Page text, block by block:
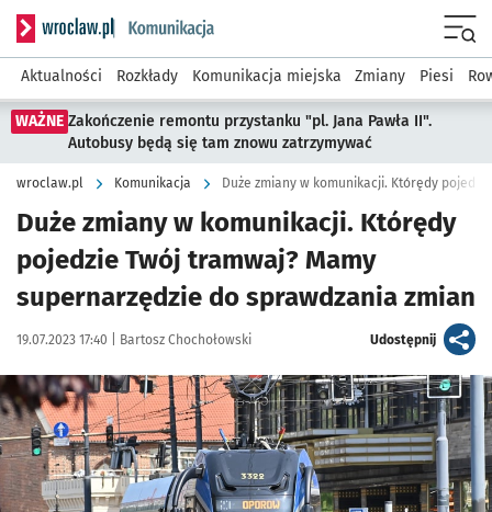
Serwis informacyjny wroclaw.pl podserwis: Komunikacja
Aktualności Rozkłady Komunikacja miejska Zmiany Piesi
WAŻNE Zakończenie remontu przystanku "pl. Jana Pawła II".
Autobusy będą się tam znowu zatrzymywać
wroclaw.pl Komunikacja
Duże zmiany w komunikacji. Którędy
pojedzie Twój tramwaj? Mamy
supernarzędzie do sprawdzania zmian
Data publikacji:
19.07.2023 17:40 | Autor:
Bartosz Chochołowski Udostępnijartykuł
Kliknij, aby powiększyć